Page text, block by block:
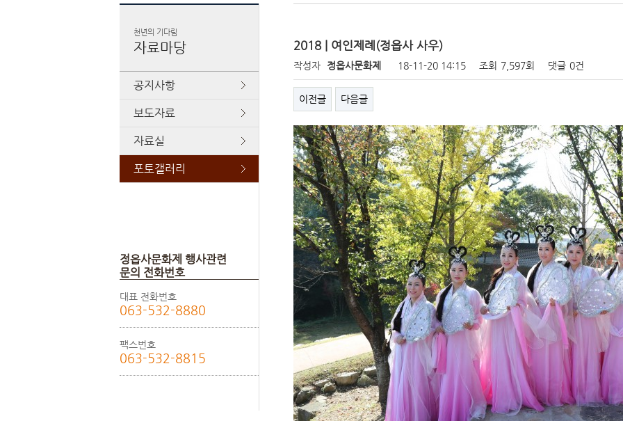
천년의 기다림
자료마당
공지사항
보도자료
자료실
포토갤러리
정읍사문화제 행사관련
문의 전화번호
대표 전화번호
063-532-8880
팩스번호
063-532-8815
2018 | 여인제례(정읍사 사우)
작성자 정읍사문화제 18-11-20 14:15 조회 7,597회 댓글 0건
이전글 다음글